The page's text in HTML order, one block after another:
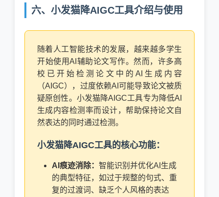
六、小发猫降AIGC工具介绍与使用
随着人工智能技术的发展，越来越多学生
开始使用AI辅助论文写作。然而，许多高
校已开始检测论文中的AI生成内容
（AIGC），过度依赖AI可能导致论文被质
疑原创性。小发猫降AIGC工具专为降低AI
生成内容检测率而设计，帮助保持论文自
然表达的同时通过检测。
小发猫降AIGC工具的核心功能：
AI痕迹消除： 智能识别并优化AI生成
的典型特征，如过于规整的句式、重
复的过渡词、缺乏个人风格的表达